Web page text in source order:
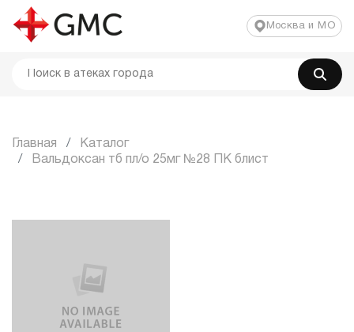
Москва и МО
Главная
Каталог
Вальдоксан тб пл/о 25мг №28 ПК блист